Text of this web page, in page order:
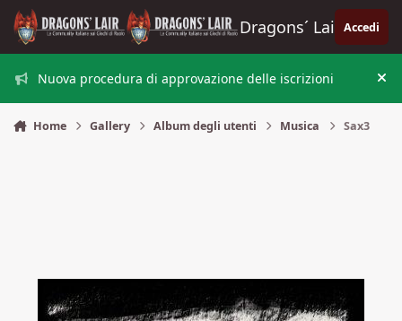
Vai al contenuto
Dragons´ Lair Accedi
Nuova procedura di approvazione delle iscrizioni
Home Gallery Album degli utenti Musica Sax3